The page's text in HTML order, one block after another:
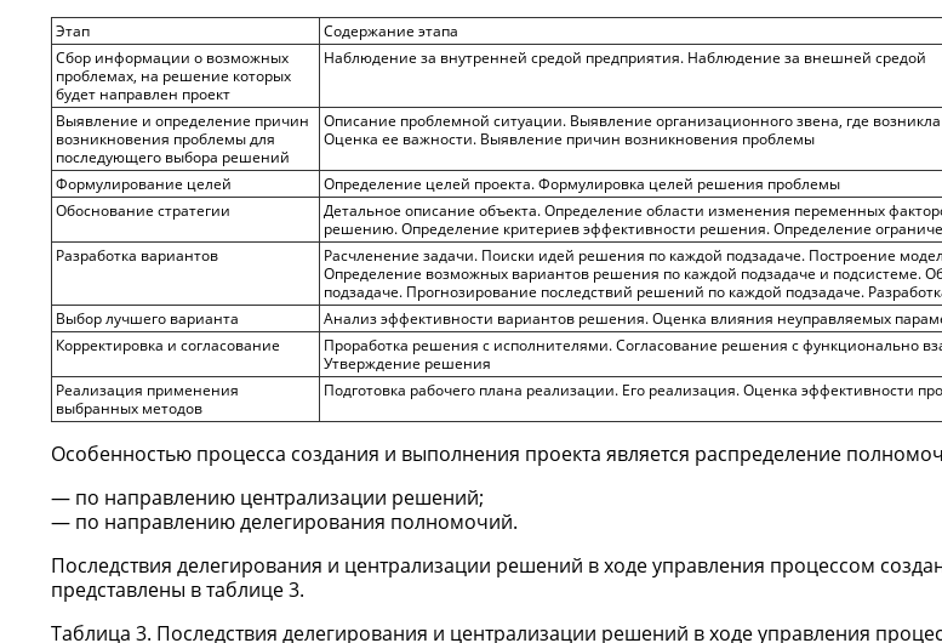
Этап
Содержание этапа
Сбор информации о возможных
проблемах, на решение которых
будет направлен проект
Наблюдение за внутренней средой предприятия. Наблюдение за внешней средой
Выявление и определение причин
возникновения проблемы для
последующего выбора решений
Описание проблемной ситуации. Выявление организационного звена, где
Оценка ее важности. Выявление причин возникновения проблемы
Формулирование целей
Определение целей проекта. Формулировка целей решения проблемы
Обоснование стратегии
Детальное описание объекта. Определение области изменения переменных
решению. Определение критериев эффективности решения. Определение
Разработка вариантов
Расчленение задачи. Поиски идей решения по каждой подзадаче. Построение
Определение возможных вариантов решения по каждой подзадаче и подсистеме.
подзадаче. Прогнозирование последствий решений по каждой подзадаче.
Выбор лучшего варианта
Анализ эффективности вариантов решения. Оценка влияния неуправляемых
Корректировка и согласование
Проработка решения с исполнителями. Согласование решения с функционально
Утверждение решения
Реализация применения
выбранных методов
Подготовка рабочего плана реализации. Его реализация. Оценка эффективности
Особенностью процесса создания и выполнения проекта является распределение
по направлению централизации решений;
по направлению делегирования полномочий.
Последствия делегирования и централизации решений в ходе управления процессом
представлены в таблице 3.
Таблица 3. Последствия делегирования и централизации решений в ходе управления